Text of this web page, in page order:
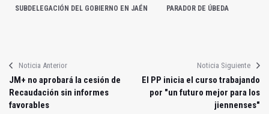
SUBDELEGACIÓN DEL GOBIERNO EN JAÉN PARADOR DE ÚBEDA
Noticia Anterior
JM+ no aprobará la cesión de
Recaudación sin informes
favorables
Noticia Siguiente
El PP inicia el curso trabajando
por "un futuro mejor para los
jiennenses"